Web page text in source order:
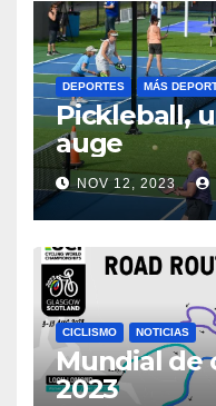
DEPORTES MÁS
Pickleball,
auge
NOV 12, 2023
CICLISMO NOTICIAS
Mundial de
2023